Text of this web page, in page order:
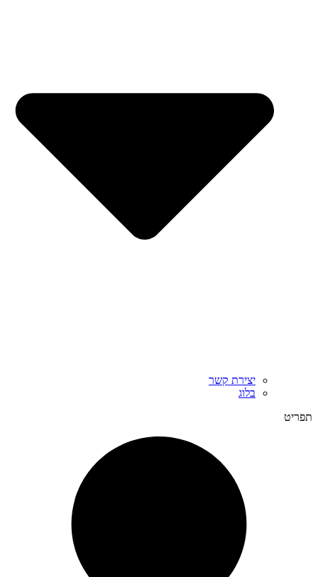
יצירת קשר
בלוג
תפריט